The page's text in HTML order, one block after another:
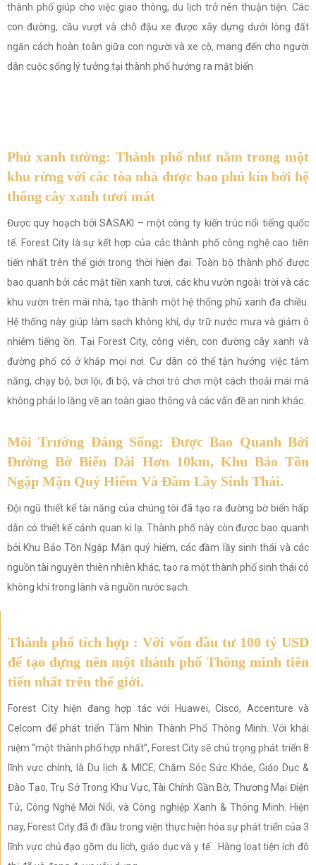
thành phố giúp cho việc giao thông, du lịch trở nên thuận tiện. Các
con đường, cầu vượt và chỗ đậu xe được xây dựng dưới lòng đất
ngăn cách hoàn toàn giữa con người và xe cộ, mang đến cho người
dân cuộc sống lý tưởng tại thành phố hướng ra mặt biển
Phủ xanh tường: Thành phố như nằm trong một
khu rừng với các tòa nhà được bao phủ kín bởi hệ
thống cây xanh tươi mát
Được quy hoạch bởi SASAKI – một công ty kiến trúc nổi tiếng quốc
tế. Forest City là sự kết hợp của các thành phố công nghệ cao tiên
tiến nhất trên thế giới trong thời hiện đại. Toàn bộ thành phố được
bao quanh bởi các mặt tiền xanh tươi, các khu vườn ngoài trời và các
khu vườn trên mái nhà, tạo thành một hệ thống phủ xanh đa chiều.
Hệ thống này giúp làm sạch không khí, dự trữ nước mưa và giảm ô
nhiễm tiếng ồn. Tại Forest City, công viên, con đường cây xanh và
đường phố có ở khắp mọi nơi. Cư dân có thể tận hưởng việc tắm
nắng, chạy bộ, bơi lội, đi bộ, và chơi trò chơi một cách thoải mái mà
không phải lo lắng về an toàn giao thông và các vấn đề an ninh khác.
Môi Trường Đáng Sống: Được Bao Quanh Bởi
Đường Bờ Biển Dài Hơn 10km, Khu Bảo Tồn
Ngập Mặn Quý Hiếm Và Đầm Lầy Sinh Thái.
Đội ngũ thiết kế tài năng của chúng tôi đã tạo ra đường bờ biển hấp
dẫn có thiết kế cảnh quan kì lạ. Thành phố này còn được bao quanh
bởi Khu Bảo Tồn Ngập Mặn quý hiếm, các đầm lầy sinh thái và các
nguồn tài nguyên thiên nhiên khác, tạo ra một thành phố sinh thái có
không khí trong lành và nguồn nước sạch.
Thành phố tích hợp : Với vốn đầu tư 100 tỷ USD
để tạo dựng nên một thành phố Thông minh tiên
tiến nhất trên thế giới.
Forest City hiện đang hợp tác với Huawei, Cisco, Accenture và
Celcom để phát triển Tầm Nhìn Thành Phố Thông Minh. Với khái
niệm “một thành phố hợp nhất”, Forest City sẽ chú trọng phát triển 8
lĩnh vực chính, là Du lịch & MICE, Chăm Sóc Sức Khỏe, Giáo Dục &
Đào Tạo, Trụ Sở Trong Khu Vực, Tài Chính Gần Bờ, Thương Mại Điện
Tử, Công Nghệ Mới Nổi, và Công nghiệp Xanh & Thông Minh. Hiện
nay, Forest City đã đi đầu trong viện thực hiện hóa sự phát triển của 3
lĩnh vực chủ đạo gồm du lịch, giáo dục và y tế . Hàng loạt tiện ích đô